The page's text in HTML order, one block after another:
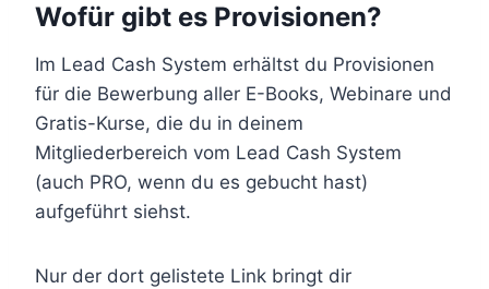
Wofür gibt es Provisionen?
Im Lead Cash System erhältst du Provisionen
für die Bewerbung aller E-Books, Webinare und
Gratis-Kurse, die du in deinem
Mitgliederbereich vom Lead Cash System
(auch PRO, wenn du es gebucht hast)
aufgeführt siehst.
Nur der dort gelistete Link bringt dir